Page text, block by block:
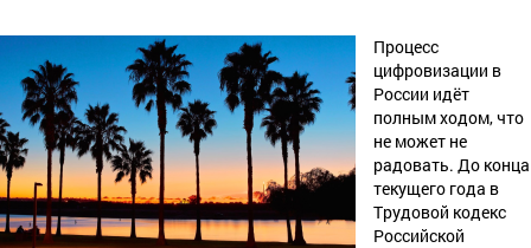
Процесс
цифровизации в
России идёт
полным ходом, что
не может не
радовать. До конца
текущего года в
Трудовой кодекс
Российской